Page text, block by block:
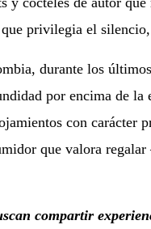
privilegia el
durante los
por encima de la
con carácter
que valora
compartir